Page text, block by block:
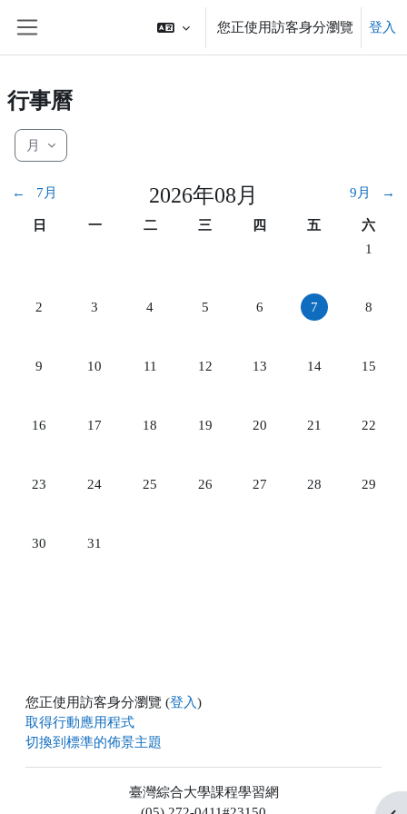
您正使用訪客身分瀏覽 登入
行事曆
月
← 7月 2026年08月 9月 →
星期日
日 星期一
一 星期二
二 星期三
三 星期四
四 星期五
五 星期六
六
08月 1
1
08月 2日 星期日，沒有事件
2 08月 3日 星期一，沒有事件
3 08月 4日 星期二，沒有事件
4 08月 5日 星期三，沒有事件
5 08月 6日 星期四，沒有事
6 08月 7日 星期五
7 08月 8
8
08月 9日 星期日，沒有事件
9 08月 10日 星期一，沒有事件
10 08月 11日 星期二，沒有事件
11 08月 12日 星期三，沒有事件
12 08月 13日 星期四，沒有事
13 08月 14日 星期
14 08月
15
08月 16日 星期日，沒有事件
16 08月 17日 星期一，沒有事件
17 08月 18日 星期二，沒有事件
18 08月 19日 星期三，沒有事件
19 08月 20日 星期四，沒有事
20 08月 21日 星期
21 08月
22
08月 23日 星期日，沒有事件
23 08月 24日 星期一，沒有事件
24 08月 25日 星期二，沒有事件
25 08月 26日 星期三，沒有事件
26 08月 27日 星期四，沒有事
27 08月 28日 星期
28 08月
29
08月 30日 星期日，沒有事件
30 08月 31日 星期一，沒有事件
31
您正使用訪客身分瀏覽 (登入)
取得行動應用程式
切換到標準的佈景主題
臺灣綜合大學課程學習網